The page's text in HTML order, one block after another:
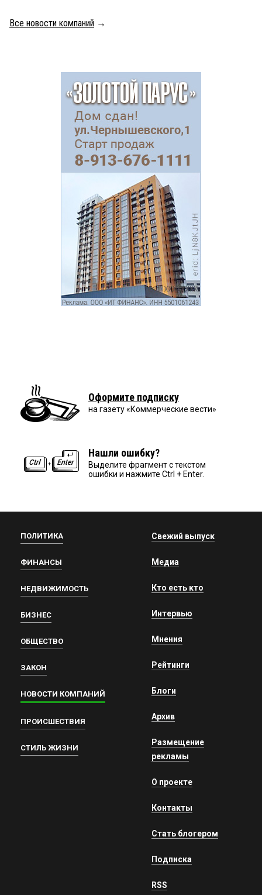
Все новости компаний →
Оформите подписку
на газету «Коммерческие вести»
Нашли ошибку?
Выделите фрагмент с текстом
ошибки и нажмите Ctrl + Enter.
ПОЛИТИКА
ФИНАНСЫ
НЕДВИЖИМОСТЬ
БИЗНЕС
ОБЩЕСТВО
ЗАКОН
НОВОСТИ КОМПАНИЙ
ПРОИСШЕСТВИЯ
СТИЛЬ ЖИЗНИ
Свежий выпуск
Медиа
Кто есть кто
Интервью
Мнения
Рейтинги
Блоги
Архив
Размещение
рекламы
О проекте
Контакты
Стать блогером
Подписка
RSS